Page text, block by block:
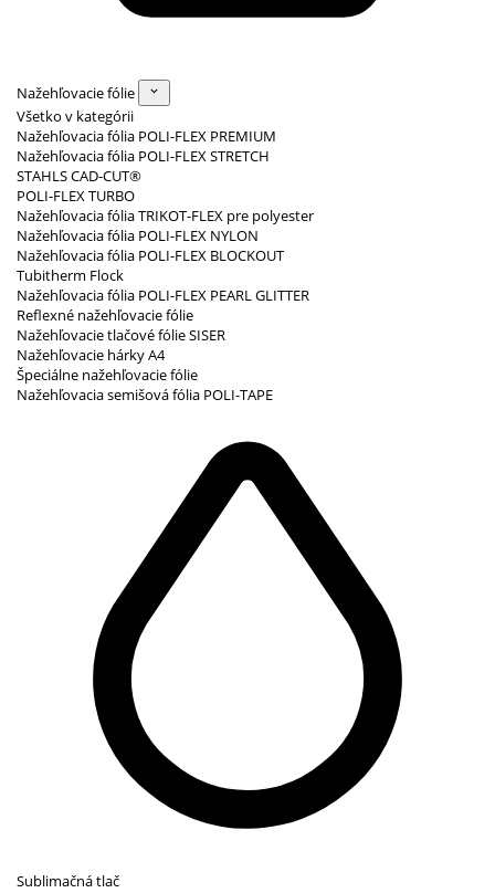
Nažehľovacie fólie
Všetko v kategórii
Nažehľovacia fólia POLI-FLEX PREMIUM
Nažehľovacia fólia POLI-FLEX STRETCH
STAHLS CAD-CUT®
POLI-FLEX TURBO
Nažehľovacia fólia TRIKOT-FLEX pre polyester
Nažehľovacia fólia POLI-FLEX NYLON
Nažehľovacia fólia POLI-FLEX BLOCKOUT
Tubitherm Flock
Nažehľovacia fólia POLI-FLEX PEARL GLITTER
Reflexné nažehľovacie fólie
Nažehľovacie tlačové fólie SISER
Nažehľovacie hárky A4
Špeciálne nažehľovacie fólie
Nažehľovacia semišová fólia POLI-TAPE
Sublimačná tlač